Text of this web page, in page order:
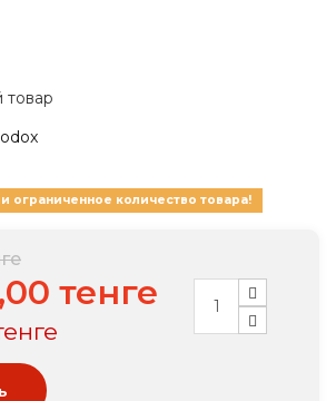
товар
ограниченное количество товара!
тенге